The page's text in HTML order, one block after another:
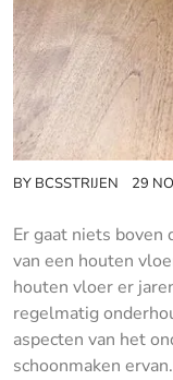
BY BCSSTRIJEN 29
Er gaat niets boven
van een houten
houten vloer er
regelmatig
aspecten van het
schoonmaken ervan.